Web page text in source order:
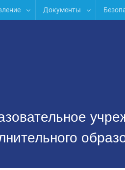
Документы